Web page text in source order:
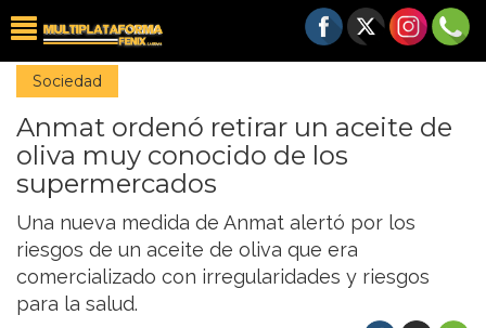
Sociedad
Anmat ordenó retirar un aceite de
oliva muy conocido de los
supermercados
Una nueva medida de Anmat alertó por los
riesgos de un aceite de oliva que era
comercializado con irregularidades y riesgos
para la salud.